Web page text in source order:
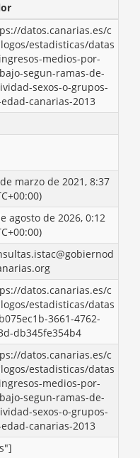
datos.canarias.es/c
estadisticas/datas
medios-por-
segun-ramas-de-
sexos-o-grupos-
canarias-2013
marzo de 2021, 8:37
agosto de 2026, 0:12
datos.canarias.es/c
estadisticas/datas
3661-4762-
db345fe354b4
datos.canarias.es/c
estadisticas/datas
medios-por-
segun-ramas-de-
sexos-o-grupos-
canarias-2013